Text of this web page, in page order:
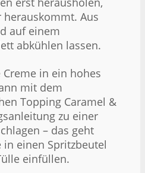
Aus
auf einem
abkühlen lassen.
in ein hohes
mit dem
Topping Caramel &
zu einer
– das geht
einen Spritzbeutel
einfüllen.